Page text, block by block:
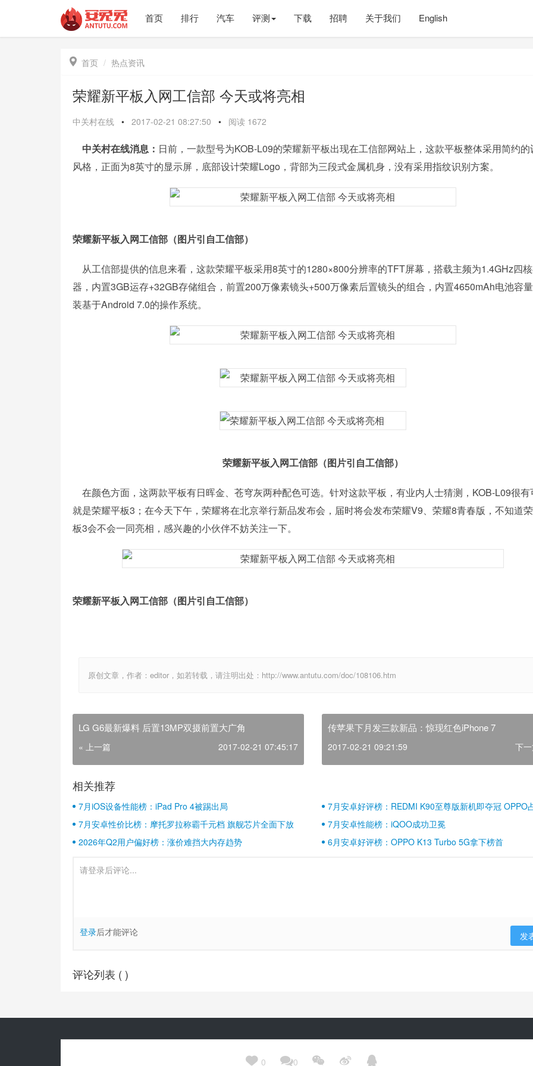
首页 排行 汽车 评测 下载 招聘 关于我们 English
 首页 热点资讯
荣耀新平板入网工信部 今天或将亮相
中关村在线 • 2017-02-21 08:27:50 • 阅读 1672
中关村在线消息： 日前，一款型号为KOB-L09的荣耀新平板出现在工信部网站上，这款平板整体采用简约的
风格，正面为8英寸的显示屏，底部设计荣耀Logo，背部为三段式金属机身，没有采用指纹识别方案。
荣耀新平板入网工信部（图片引自工信部）
从工信部提供的信息来看，这款荣耀平板采用8英寸的1280×800分辨率的TFT屏幕，搭载主频为1.4GHz四
器，内置3GB运存+32GB存储组合，前置200万像素镜头+500万像素后置镜头的组合，内置4650mAh电池容
装基于Android 7.0的操作系统。
荣耀新平板入网工信部（图片引自工信部）
在颜色方面，这两款平板有日晖金、苍穹灰两种配色可选。针对这款平板，有业内人士猜测，KOB-L09很有
就是荣耀平板3；在今天下午，荣耀将在北京举行新品发布会，届时将会发布荣耀V9、荣耀8青春版，不知道
板3会不会一同亮相，感兴趣的小伙伴不妨关注一下。
荣耀新平板入网工信部（图片引自工信部）
原创文章，作者：editor，如若转载，请注明出处：http://www.antutu.com/doc/108106.htm
 0 0   
LG G6最新爆料 后置13MP双摄前置大广角
« 上一篇 2017-02-21 07:45:17
传苹果下月发三款新品：惊现红色iPhone 7
2017-02-21 09:21:59 下
相关推荐
7月iOS设备性能榜：iPad Pro 4被踢出局
7月安卓好评榜：REDMI K90至尊版新机即夺冠 OPPO
壁江山
7月安卓性价比榜：摩托罗拉称霸千元档 旗舰芯片全面下放
7月安卓性能榜：iQOO成功卫冕
2026年Q2用户偏好榜：涨价难挡大内存趋势
6月安卓好评榜：OPPO K13 Turbo 5G拿下榜首
登录后才能评论 发
评论列表 ( )